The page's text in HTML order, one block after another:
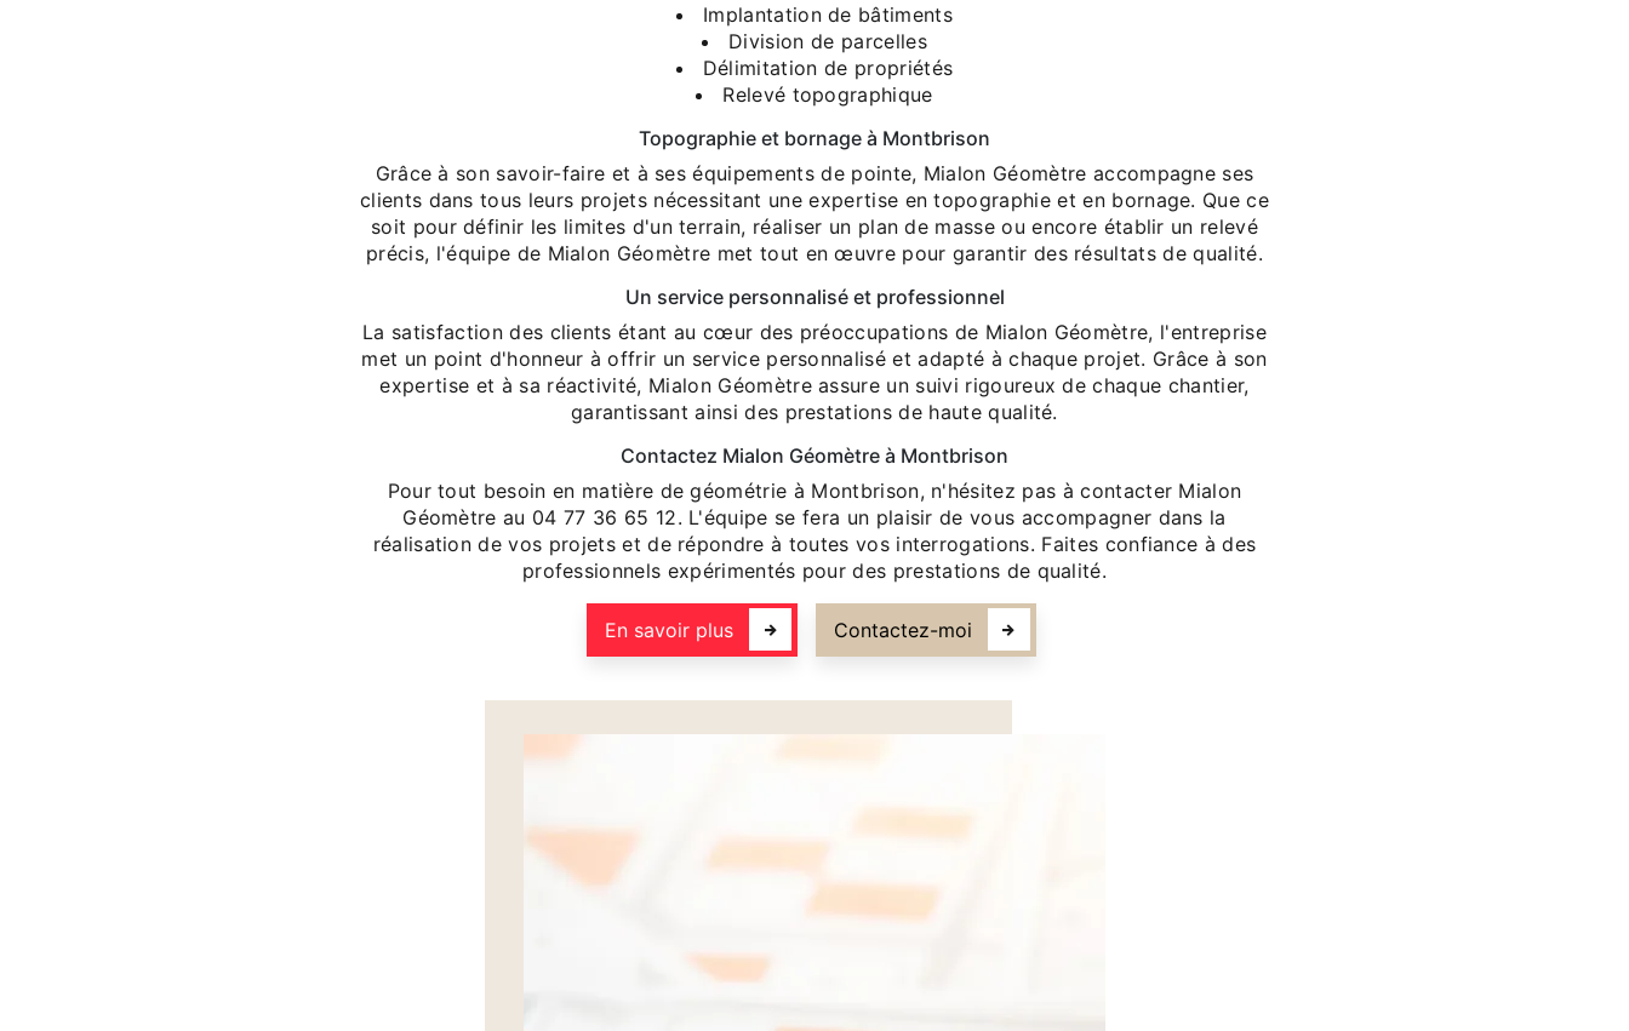
Implantation de bâtiments
Division de parcelles
Délimitation de propriétés
Relevé topographique
Topographie et bornage à Montbrison
Grâce à son savoir-faire et à ses équipements de pointe, Mialon Géomètre accompagne ses
clients dans tous leurs projets nécessitant une expertise en topographie et en bornage. Que ce
soit pour définir les limites d'un terrain, réaliser un plan de masse ou encore établir un relevé
précis, l'équipe de Mialon Géomètre met tout en œuvre pour garantir des résultats de qualité.
Un service personnalisé et professionnel
La satisfaction des clients étant au cœur des préoccupations de Mialon Géomètre, l'entreprise
met un point d'honneur à offrir un service personnalisé et adapté à chaque projet. Grâce à son
expertise et à sa réactivité, Mialon Géomètre assure un suivi rigoureux de chaque chantier,
garantissant ainsi des prestations de haute qualité.
Contactez Mialon Géomètre à Montbrison
Pour tout besoin en matière de géométrie à Montbrison, n'hésitez pas à contacter Mialon
Géomètre au 04 77 36 65 12. L'équipe se fera un plaisir de vous accompagner dans la
réalisation de vos projets et de répondre à toutes vos interrogations. Faites confiance à des
professionnels expérimentés pour des prestations de qualité.
En savoir plus Contactez-moi